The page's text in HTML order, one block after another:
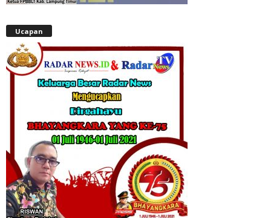
Ucapan